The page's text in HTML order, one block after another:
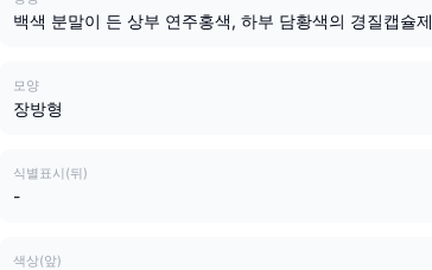
백색 분말이 든 상부 연주홍색, 하부 담황색의 경질캡슐제
모양
장방형
식별표시(뒤)
-
색상(앞)